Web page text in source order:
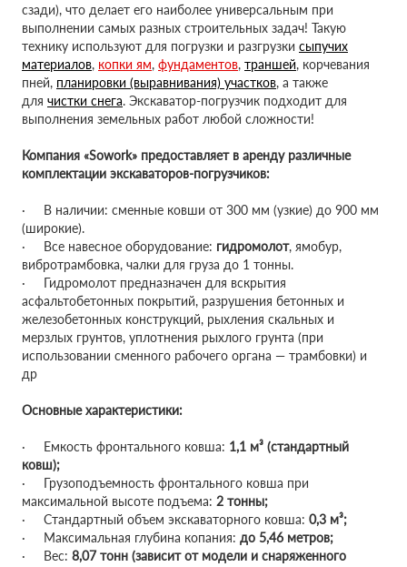
сзади), что делает его наиболее универсальным при
выполнении самых разных строительных задач! Такую
технику используют для погрузки и разгрузки сыпучих
материалов, копки ям, фундаментов, траншей, корчевания
пней, планировки (выравнивания) участков, а также
для чистки снега. Экскаватор-погрузчик подходит для
выполнения земельных работ любой сложности!
Компания «Sowork» предоставляет в аренду различные
комплектации экскаваторов-погрузчиков:
· В наличии: сменные ковши от 300 мм (узкие) до 900 мм
(широкие).
· Все навесное оборудование: гидромолот, ямобур,
вибротрамбовка, чалки для груза до 1 тонны.
· Гидромолот предназначен для вскрытия
асфальтобетонных покрытий, разрушения бетонных и
железобетонных конструкций, рыхления скальных и
мерзлых грунтов, уплотнения рыхлого грунта (при
использовании сменного рабочего органа — трамбовки) и
др
Основные характеристики:
· Емкость фронтального ковша: 1,1 м³ (стандартный
ковш);
· Грузоподъемность фронтального ковша при
максимальной высоте подъема: 2 тонны;
· Стандартный объем экскаваторного ковша: 0,3 м³;
· Максимальная глубина копания: до 5,46 метров;
· Вес: 8,07 тонн (зависит от модели и снаряженного